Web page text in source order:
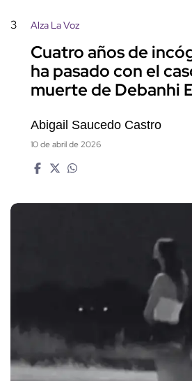
3 Alza La Voz
Cuatro años de
ha pasado con el
muerte de Debanhi
Abigail Saucedo Castro
10 de abril de 2026